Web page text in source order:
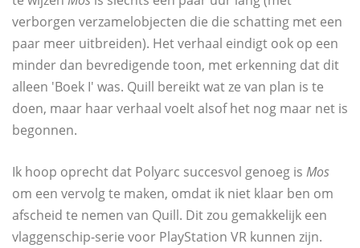
verborgen verzamelobjecten die die schatting met een
paar meer uitbreiden). Het verhaal eindigt ook op een
minder dan bevredigende toon, met erkenning dat dit
alleen 'Boek I' was. Quill bereikt wat ze van plan is te
doen, maar haar verhaal voelt alsof het nog maar net is
begonnen.
Ik hoop oprecht dat Polyarc succesvol genoeg is Mos
om een ​​vervolg te maken, omdat ik niet klaar ben om
afscheid te nemen van Quill. Dit zou gemakkelijk een
vlaggenschip-serie voor PlayStation VR kunnen zijn.